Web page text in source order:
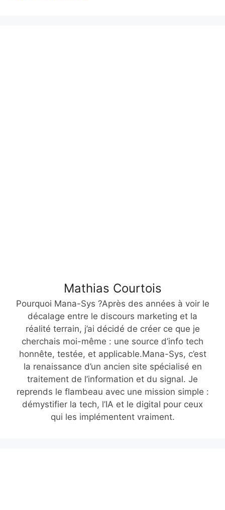
Mathias Courtois
Pourquoi Mana-Sys ?Après des années à voir le
décalage entre le discours marketing et la
réalité terrain, j’ai décidé de créer ce que je
cherchais moi-même : une source d’info tech
honnête, testée, et applicable.Mana-Sys, c’est
la renaissance d’un ancien site spécialisé en
traitement de l’information et du signal. Je
reprends le flambeau avec une mission simple :
démystifier la tech, l’IA et le digital pour ceux
qui les implémentent vraiment.